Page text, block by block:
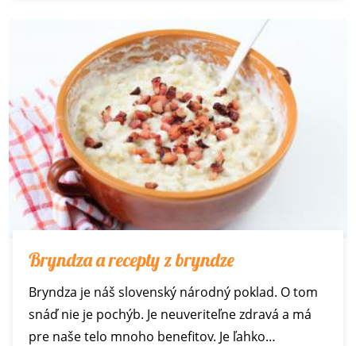
Bryndza a recepty z bryndze
Bryndza je náš slovenský národný poklad. O tom
snáď nie je pochýb. Je neuveriteľne zdravá a má
pre naše telo mnoho benefitov. Je ľahko…